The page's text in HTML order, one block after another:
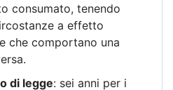
consumato, tenendo
a effetto
che comportano una
di legge: sei anni per i